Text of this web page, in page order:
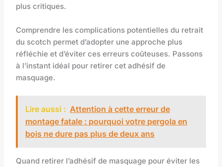
plus critiques.
Comprendre les complications potentielles du retrait
du scotch permet d’adopter une approche plus
réfléchie et d’éviter ces erreurs coûteuses. Passons
à l’instant idéal pour retirer cet adhésif de
masquage.
Lire aussi : Attention à cette erreur de
montage fatale : pourquoi votre pergola en
bois ne dure pas plus de deux ans
Quand retirer l’adhésif de masquage pour éviter les